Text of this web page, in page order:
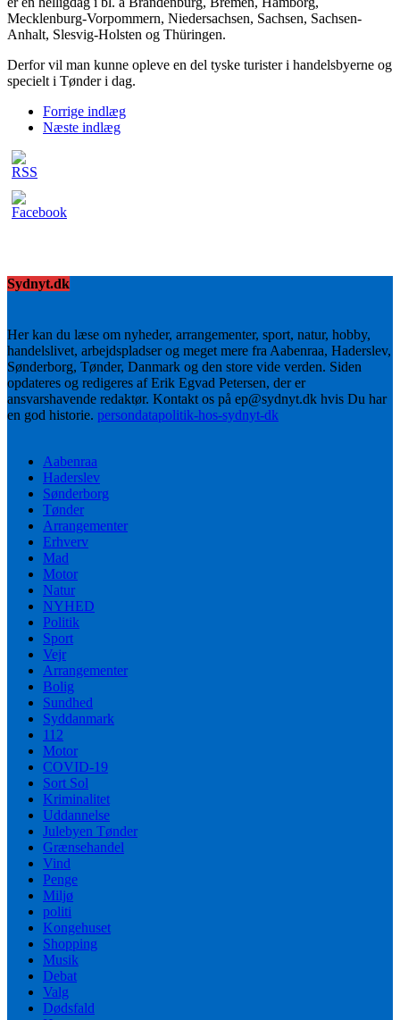
Mecklenburg-Vorpommern, Niedersachsen, Sachsen, Sachsen-
Anhalt, Slesvig-Holsten og Thüringen.
Derfor vil man kunne opleve en del tyske turister i handelsbyerne og
specielt i Tønder i dag.
Forrige indlæg
Næste indlæg
Sydnyt.dk
Her kan du læse om nyheder, arrangementer, sport, natur, hobby,
handelslivet, arbejdspladser og meget mere fra Aabenraa, Haderslev,
Sønderborg, Tønder, Danmark og den store vide verden. Siden
opdateres og redigeres af Erik Egvad Petersen, der er
ansvarshavende redaktør. Kontakt os på ep@sydnyt.dk hvis Du har
en god historie. persondatapolitik-hos-sydnyt-dk
Aabenraa
Haderslev
Sønderborg
Tønder
Arrangementer
Erhverv
Mad
Motor
Natur
NYHED
Politik
Sport
Vejr
Arrangementer
Bolig
Sundhed
Syddanmark
112
Motor
COVID-19
Sort Sol
Kriminalitet
Uddannelse
Julebyen Tønder
Grænsehandel
Vind
Penge
Miljø
politi
Kongehuset
Shopping
Musik
Debat
Valg
Dødsfald